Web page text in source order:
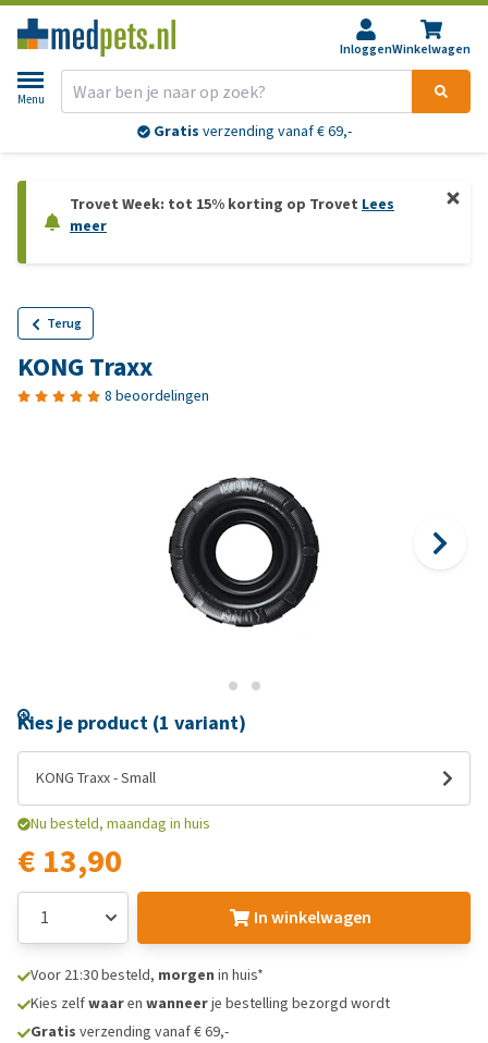
InloggenWinkelwagen
Menu
Gratis verzending vanaf € 69,-
Trovet Week: tot 15% korting op Trovet Lees
meer
Terug
KONG Traxx
8 beoordelingen
Kies je product (1 variant)
KONG Traxx - Small
Nu besteld, maandag in huis
€ 13,90
In winkelwagen
Voor 21:30 besteld, morgen in huis*
Kies zelfwaaren wanneerje bestelling bezorgd wordt
Gratis verzending vanaf € 69,-